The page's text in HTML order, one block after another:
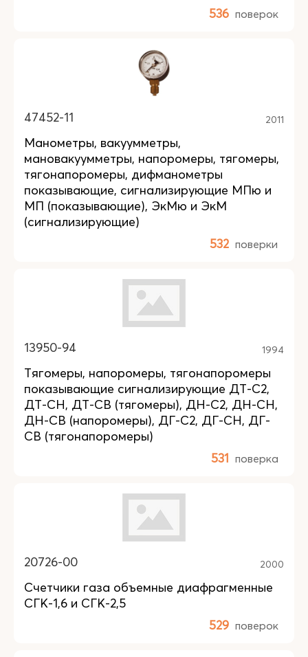
536 поверок
47452-11 2011
Манометры, вакуумметры,
мановакуумметры, напоромеры, тягомеры,
тягонапоромеры, дифманометры
показывающие, сигнализирующие МПю и
МП (показывающие), ЭкМю и ЭкМ
(сигнализирующие)
532 поверки
13950-94 1994
Тягомеры, напоромеры, тягонапоромеры
показывающие сигнализирующие ДТ-С2,
ДТ-СН, ДТ-СВ (тягомеры), ДН-С2, ДН-СН,
ДН-СВ (напоромеры), ДГ-С2, ДГ-СН, ДГ-
СВ (тягонапоромеры)
531 поверка
20726-00 2000
Счетчики газа объемные диафрагменные
СГК-1,6 и СГК-2,5
529 поверок